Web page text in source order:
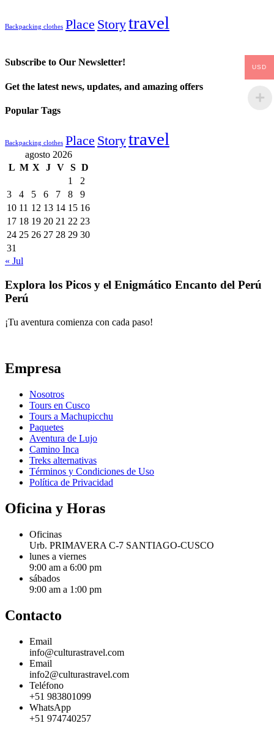
Backpacking clothes Place Storytravel
Subscribe to Our Newsletter!
Get the latest news, updates, and amazing offers
Popular Tags
Backpacking clothes Place Storytravel
agosto 2026
L M X J V S D
1
2
3
4 5 6 7 8
9
10 11 12 13 14 15 16
17 18 19 20 21 22 23
24 25 26 27 28 29 30
31
« Jul
Explora los Picos y el Enigmático Encanto del Perú
Perú
¡Tu aventura comienza con cada paso!
Empresa
Nosotros
Tours en Cusco
Tours a Machupicchu
Paquetes
Aventura de Lujo
Camino Inca
Treks alternativas
Términos y Condiciones de Uso
Política de Privacidad
Oficina y Horas
Oficinas
Urb. PRIMAVERA C-7 SANTIAGO-CUSCO
lunes a viernes
9:00 am a 6:00 pm
sábados
9:00 am a 1:00 pm
Contacto
Email
info@culturastravel.com
Email
info2@culturastravel.com
Teléfono
+51 983801099
WhatsApp
+51 974740257
USD